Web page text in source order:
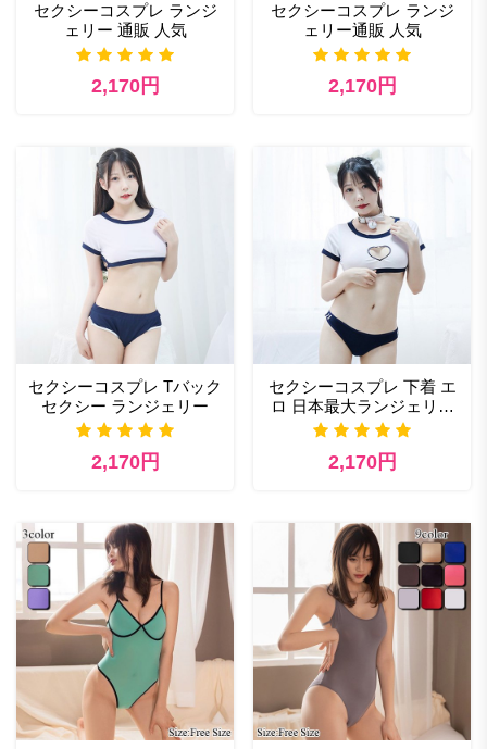
セクシーコスプレ ランジ
ェリー 通販 人気
2,170円
セクシーコスプレ ランジ
ェリー通販 人気
2,170円
セクシーコスプレ Tバック
セクシー ランジェリー
2,170円
セクシーコスプレ 下着 エ
ロ 日本最大ランジェリー
通販
2,170円